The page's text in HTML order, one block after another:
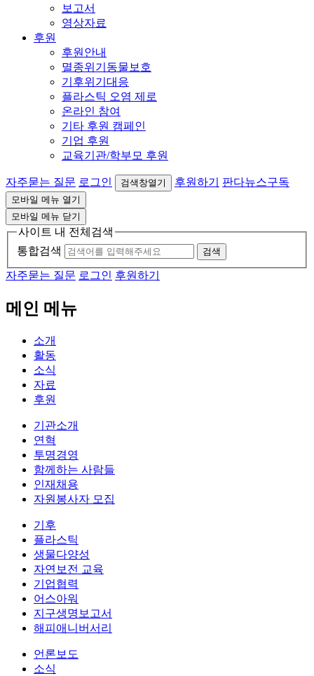
보고서
영상자료
후원
후원안내
멸종위기동물보호
기후위기대응
플라스틱 오염 제로
온라인 참여
기타 후원 캠페인
기업 후원
교육기관/학부모 후원
자주묻는 질문 로그인 검색창열기 후원하기 판다뉴스구독
모바일 메뉴 열기
모바일 메뉴 닫기
사이트 내 전체검색
통합검색
검색
자주묻는 질문 로그인 후원하기
메인 메뉴
소개
활동
소식
자료
후원
기관소개
연혁
투명경영
함께하는 사람들
인재채용
자원봉사자 모집
기후
플라스틱
생물다양성
자연보전 교육
기업협력
어스아워
지구생명보고서
해피애니버서리
언론보도
소식